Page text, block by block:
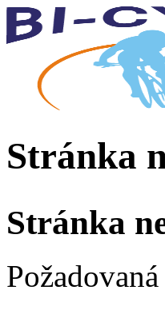
Stránka
Stránka